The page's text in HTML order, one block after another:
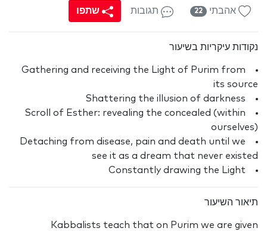
אהבתי 22 תגובות שתפו
נקודות עיקריות בשיעור
Gathering and receiving the Light of Purim from
its source
Shattering the illusion of darkness
Scroll of Esther: revealing the concealed (within
ourselves)
Detaching from disease, pain and death until we
see it as a dream that never existed
Constantly drawing the Light
תיאור השיעור
Kabbalists teach that on Purim we are given